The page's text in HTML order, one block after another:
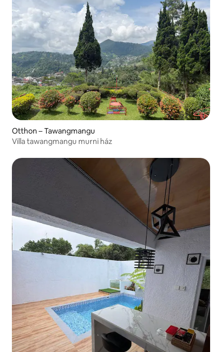
Otthon – Tawangmangu
Villa tawangmangu murni ház